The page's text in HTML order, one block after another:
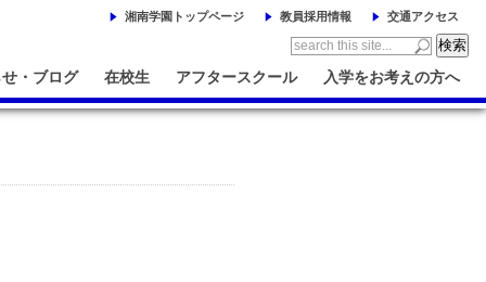
湘南学園トップページ 教員採用情報 交通アクセス
・ブログ 在校生 アフタースクール 入学をお考えの方へ